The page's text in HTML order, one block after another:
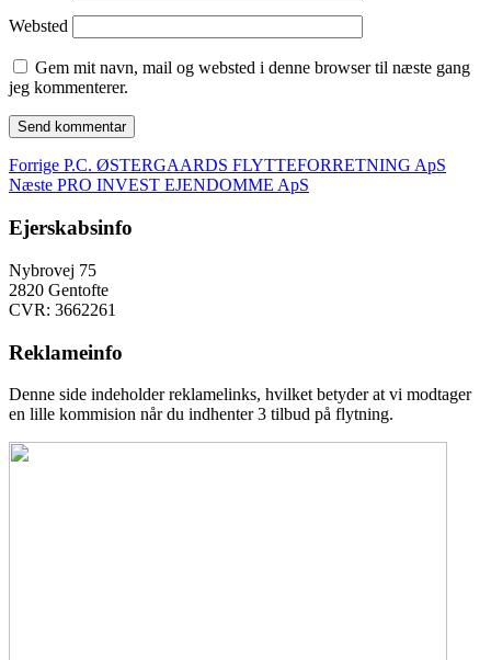
Websted
Gem mit navn, mail og websted i denne browser til næste gang
jeg kommenterer.
Indlægsnavigation
Forrige Forrige
indlæg:
P.C. ØSTERGAARDS FLYTTEFORRETNING ApS
Næste Næste
PRO INVEST EJENDOMME ApS
Ejerskabsinfo
Nybrovej 75
2820 Gentofte
CVR: 3662261
Reklameinfo
Denne side indeholder reklamelinks, hvilket betyder at vi modtager
en lille kommision når du indhenter 3 tilbud på flytning.